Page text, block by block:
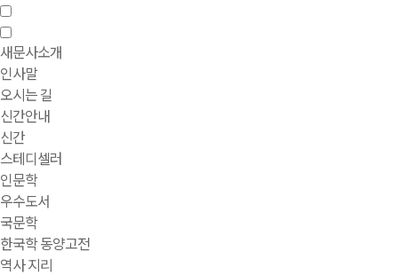
새문사소개
인사말
오시는 길
신간안내
신간
스테디셀러
인문학
우수도서
국문학
한국학 동양고전
역사 지리